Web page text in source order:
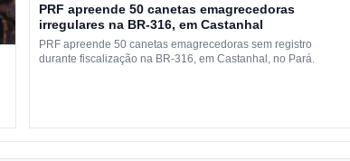
PRF apreende 50 canetas emagrecedoras
irregulares na BR-316, em Castanhal
PRF apreende 50 canetas emagrecedoras sem registro
durante fiscalização na BR-316, em Castanhal, no Pará.